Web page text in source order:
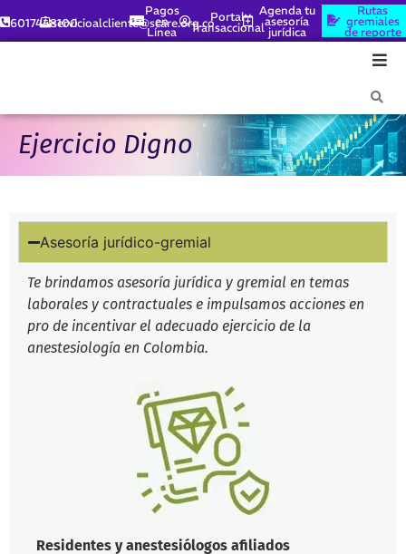
6017448100servicioalcliente@scare.org.co
Pagos
en
Línea
Portal
Transaccional
Agenda tu
asesoría
jurídica
Rutas
gremiales
de reporte
Ejercicio Digno
Asesoría jurídico-gremial
Te brindamos asesoría jurídica y gremial en temas
laborales y contractuales e impulsamos acciones en
pro de incentivar el adecuado ejercicio de la
anestesiología en Colombia.
Residentes y anestesiólogos afiliados